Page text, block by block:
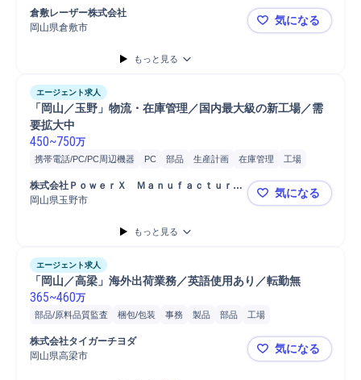
フォークリフト
梱包/包装
倉敷レーザー株式会社
岡山県倉敷市
「岡山／倉
気になる
もっと見る
エージェント求人
「岡山／玉野」物流・在庫管理／国内最大級の新工場／需
要拡大中
450~750万
携帯電話/PC/PC周辺機器 PC 部品 生産計画 在庫管理
工場
物流/生産管理職担当
SCM/生産管理/購買/物流
電池/電子材料
品質管理
株式会社ＰｏｗｅｒＸ　Ｍａｎｕｆａｃｔｕｒｉ
ｎｇ
岡山県玉野市 「岡山／玉
気になる
もっと見る
エージェント求人
「岡山／高梁」海外出荷業務／英語使用あり／転勤無
365~460万
部品/原料品質監査 梱包/包装 事務 製品 部品
工場
フォークリフト
株式会社タイガーチヨダ
岡山県高梁市
「岡山／高
気になる